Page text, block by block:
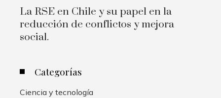
La RSE en Chile y su papel en la
reducción de conflictos y mejora
social.
Categorías
Ciencia y tecnología